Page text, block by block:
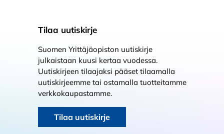
Tilaa uutiskirje
Suomen Yrittäjäopiston uutiskirje
julkaistaan kuusi kertaa vuodessa.
Uutiskirjeen tilaajaksi pääset tilaamalla
uutiskirjeemme tai ostamalla tuotteitamme
verkkokaupastamme.
Tilaa uutiskirje